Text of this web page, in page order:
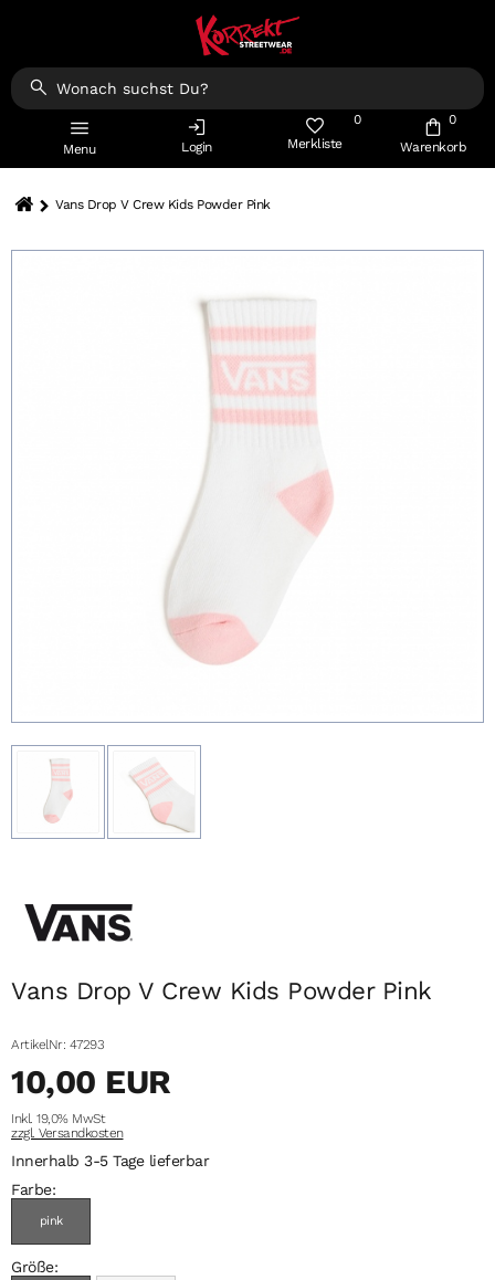
Menu Login Merkliste
0
Warenkorb
0
Vans Drop V Crew Kids Powder Pink
Vans Drop V Crew Kids Powder Pink
ArtikelNr: 47293
10,00 EUR
Inkl. 19,0% MwSt
zzgl. Versandkosten
Innerhalb 3-5 Tage lieferbar
Farbe:
pink
Größe: